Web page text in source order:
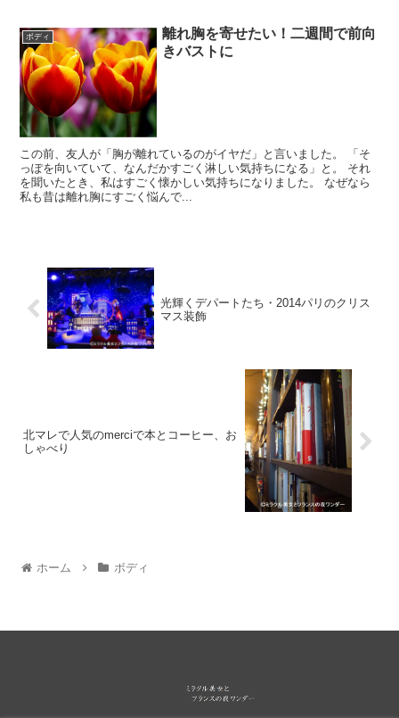
ボディ
離れ胸を寄せたい！二週間で前向
きバストに
この前、友人が「胸が離れているのがイヤだ」と言いました。 「そ
っぽを向いていて、なんだかすごく淋しい気持ちになる」と。 それ
を聞いたとき、私はすごく懐かしい気持ちになりました。 なぜなら
私も昔は離れ胸にすごく悩んで...
光輝くデパートたち・2014パリのクリス
マス装飾
北マレで人気のmerciで本とコーヒー、お
しゃべり
ホーム ボディ